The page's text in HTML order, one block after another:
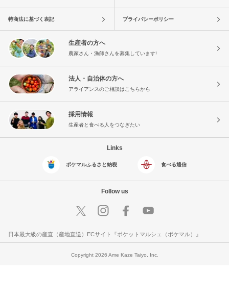
特商法に基づく表記 プライバシーポリシー
生産者の方へ
農家さん・漁師さんを募集しています!
法人・自治体の方へ
アライアンスのご相談はこちらから
採用情報
生産者と食べる人をつなぎたい
Links
ポケマルふるさと納税 食べる通信
Follow us
日本最大級の産直（産地直送）ECサイト『ポケットマルシェ（ポケマル）』
Copyright 2026 Ame Kaze Taiyo, Inc.